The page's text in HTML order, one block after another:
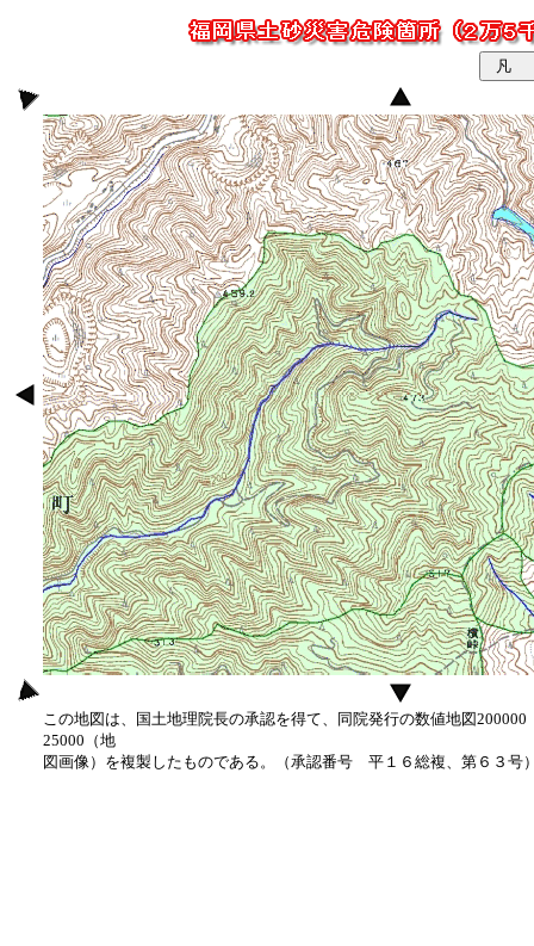
この地図は、国土地理院長の承認を得て、同院発行の数値地図
25000（地
図画像）を複製したものである。（承認番号 平１６総複、第６３号